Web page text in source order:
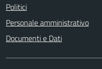
Politici
Personale amministrativo
Documenti e Dati